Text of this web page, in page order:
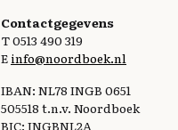
Contactgegevens
T 0513 490 319
E info@noordboek.nl
IBAN: NL78 INGB 0651
505518 t.n.v. Noordboek
BIC: INGBNL2A